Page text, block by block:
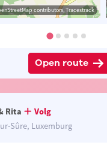
contributors, Tracestrack
Open route
Rita
Volg
Sûre, Luxemburg